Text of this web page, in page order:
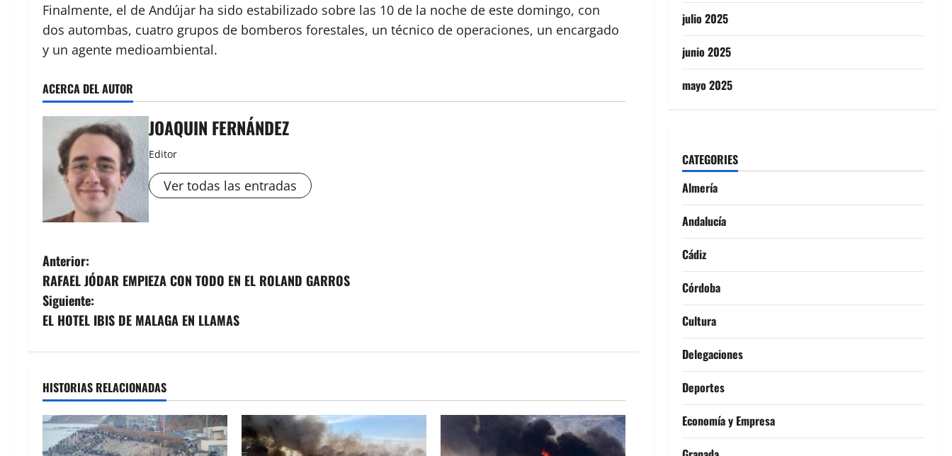
Finalmente, el de Andújar ha sido estabilizado sobre las 10 de la noche de este domingo, con
dos autombas, cuatro grupos de bomberos forestales, un técnico de operaciones, un encargado
y un agente medioambiental.
ACERCA DEL AUTOR
JOAQUIN FERNÁNDEZ
Editor
Ver todas las entradas
N
a
v
g
a
c
Anterior:
RAFAEL JÓDAR EMPIEZA CON TODO EN EL ROLAND GARROS
Siguiente:
EL HOTEL IBIS DE MALAGA EN LLAMAS
HISTORIAS RELACIONADAS
julio 2025
junio 2025
mayo 2025
CATEGORIES
Almería
Andalucía
Cádiz
Córdoba
Cultura
Delegaciones
Deportes
Economía y Empresa